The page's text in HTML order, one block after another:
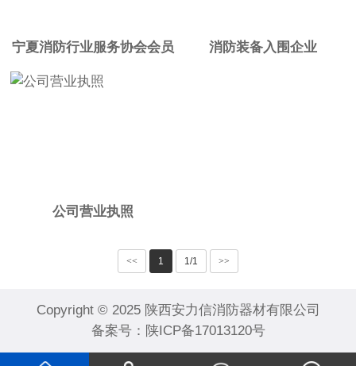
宁夏消防行业服务协会会员 消防装备入围企业
公司营业执照
<< 1 1/1 >>
Copyright © 2025 陕西安力信消防器材有限公司
备案号： 陕ICP备17013120号